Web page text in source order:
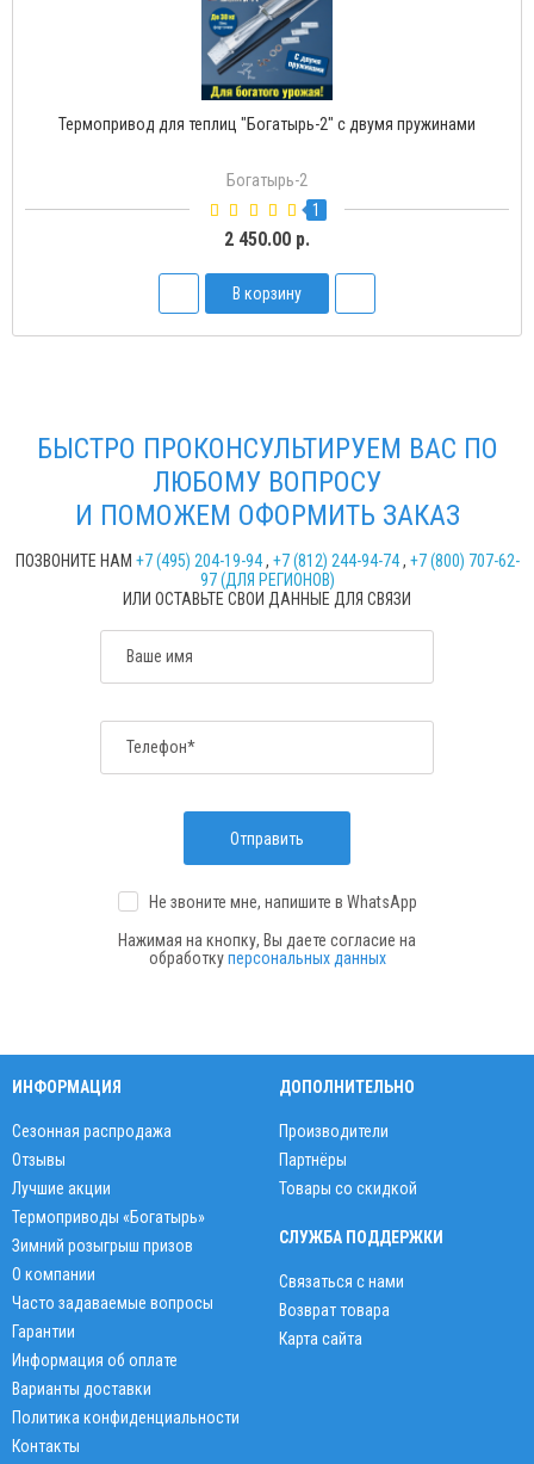
Термопривод для теплиц "Богатырь-2" с двумя пружинами
Богатырь-2
1
2 450.00 р.
В корзину
БЫСТРО ПРОКОНСУЛЬТИРУЕМ ВАС ПО
ЛЮБОМУ ВОПРОСУ
И ПОМОЖЕМ ОФОРМИТЬ ЗАКАЗ
ПОЗВОНИТЕ НАМ +7 (495) 204-19-94, +7 (812) 244-94-74, +7 (800) 707-62-
97 (ДЛЯ РЕГИОНОВ)
ИЛИ ОСТАВЬТЕ СВОИ ДАННЫЕ ДЛЯ СВЯЗИ
Ваше имя
Телефон*
Отправить
Не звоните мне, напишите в WhatsApp
Нажимая на кнопку, Вы даете согласие на
обработкуперсональных данных
ИНФОРМАЦИЯ
Сезонная распродажа
Отзывы
Лучшие акции
Термоприводы «Богатырь»
Зимний розыгрыш призов
О компании
Часто задаваемые вопросы
Гарантии
Информация об оплате
Варианты доставки
Политика конфиденциальности
Контакты
ДОПОЛНИТЕЛЬНО
Производители
Партнёры
Товары со скидкой
СЛУЖБА ПОДДЕРЖКИ
Связаться с нами
Возврат товара
Карта сайта